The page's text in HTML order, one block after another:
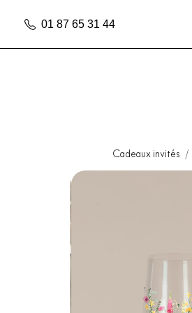
01 87 65 31 44
Cadeaux invités